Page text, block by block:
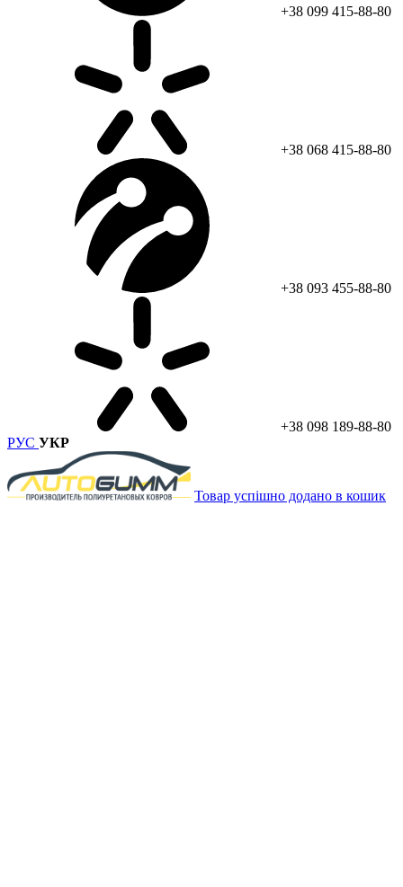
+38 099 415-88-80
+38 068 415-88-80
+38 093 455-88-80
+38 098 189-88-80
РУС УКР
Товар успішно додано в кошик